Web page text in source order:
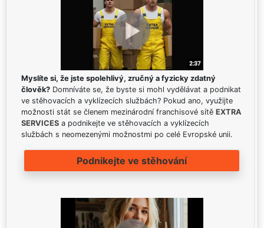
Myslíte si, že jste spolehlivý, zručný a fyzicky zdatný
člověk? Domníváte se, že byste si mohl vydělávat a podnikat
ve stěhovacích a vyklízecích službách? Pokud ano, využijte
možnosti stát se členem mezinárodní franchisové sítě EXTRA
SERVICES a podnikejte ve stěhovacích a vyklízecích
službách s neomezenými možnostmi po celé Evropské unii.
Podnikejte ve stěhování